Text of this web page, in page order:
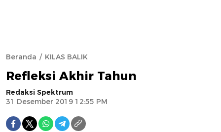
Beranda KILAS BALIK
Refleksi Akhir Tahun
Redaksi Spektrum
31 Desember 2019 12:55 PM